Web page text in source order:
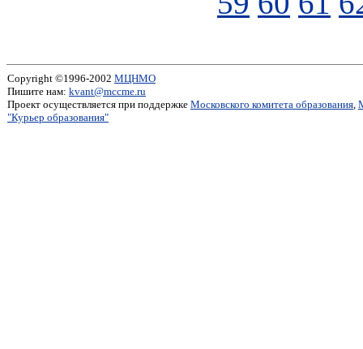
Copyright ©1996-2002 МЦНМО
Пишите нам: kvant@mccme.ru
Проект осуществляется при поддержке Московского комитета образования,
"Курьер образования"